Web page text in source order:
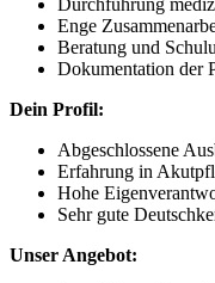
Enge
Beratung und
Dokumentation der
Dein Profil:
Abgeschlossene
Erfahrung in
Hohe
Sehr gute
Unser Angebot: